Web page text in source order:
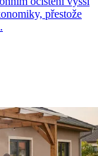
přestože